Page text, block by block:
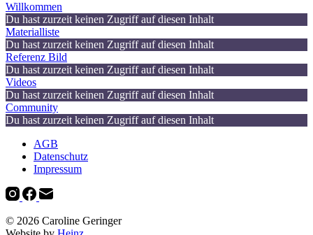
Willkommen
Du hast zurzeit keinen Zugriff auf diesen Inhalt
Materialliste
Du hast zurzeit keinen Zugriff auf diesen Inhalt
Referenz Bild
Du hast zurzeit keinen Zugriff auf diesen Inhalt
Videos
Du hast zurzeit keinen Zugriff auf diesen Inhalt
Community
Du hast zurzeit keinen Zugriff auf diesen Inhalt
AGB
Datenschutz
Impressum
© 2026 Caroline Geringer